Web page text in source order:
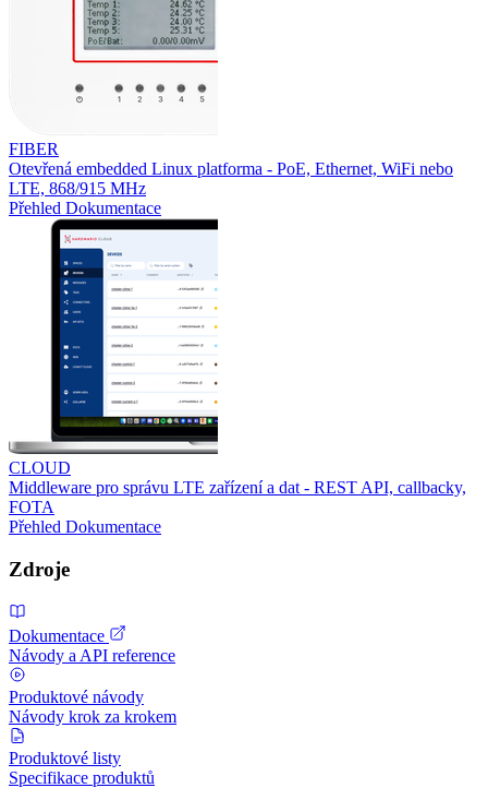
FIBER
Otevřená embedded Linux platforma - PoE, Ethernet, WiFi nebo
LTE, 868/915 MHz
Přehled Dokumentace
CLOUD
Middleware pro správu LTE zařízení a dat - REST API, callbacky,
FOTA
Přehled Dokumentace
Zdroje
Dokumentace
Návody a API reference
Produktové návody
Návody krok za krokem
Produktové listy
Specifikace produktů